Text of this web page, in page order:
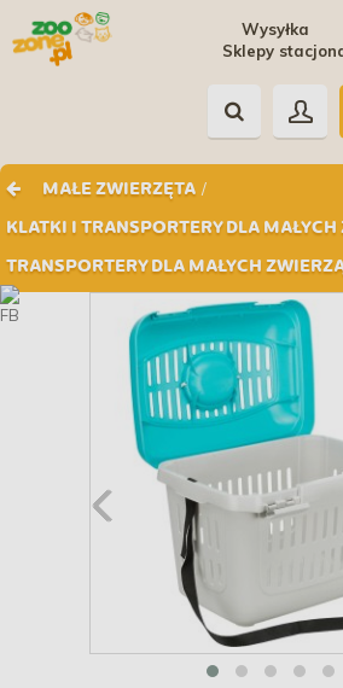
Wysyłka
Sklepy
MAŁE ZWIERZĘTA /
KLATKI I TRANSPORTERY DLA MAŁYCH
TRANSPORTERY DLA MAŁYCH